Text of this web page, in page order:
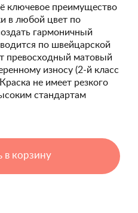
ключевое преимущество
в любой цвет по
гармоничный
по швейцарской
превосходный матовый
износу (2-й класс
не имеет резкого
стандартам
в корзину